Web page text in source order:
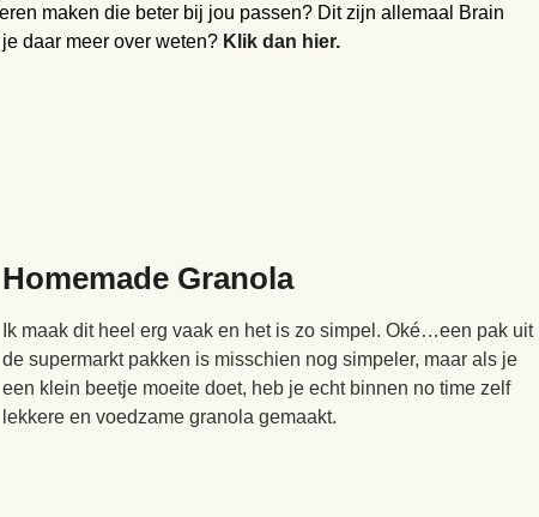
maken die beter bij jou passen? Dit zijn allemaal Brain
daar meer over weten? Klik dan hier.
Homemade Granola
Ik maak dit heel erg vaak en het is zo simpel. Oké…een pak uit
de supermarkt pakken is misschien nog simpeler, maar als je
een klein beetje moeite doet, heb je echt binnen no time zelf
lekkere en voedzame granola gemaakt.